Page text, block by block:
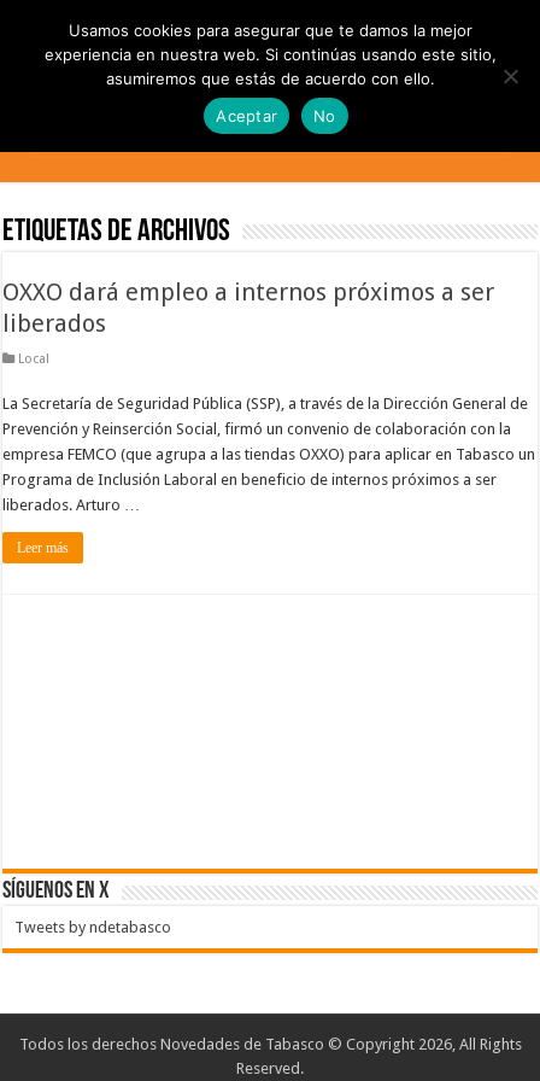
Etiquetas de Archivos
OXXO dará empleo a internos próximos a ser
liberados
Local
La Secretaría de Seguridad Pública (SSP), a través de la Dirección General de
Prevención y Reinserción Social, firmó un convenio de colaboración con la
empresa FEMCO (que agrupa a las tiendas OXXO) para aplicar en Tabasco un
Programa de Inclusión Laboral en beneficio de internos próximos a ser
liberados. Arturo …
Leer más
SÍGUENOS EN X
Tweets by ndetabasco
Todos los derechos Novedades de Tabasco © Copyright 2026, All Rights
Reserved.
Usamos cookies para asegurar que te damos la mejor
experiencia en nuestra web. Si continúas usando este sitio,
asumiremos que estás de acuerdo con ello.
Aceptar
No